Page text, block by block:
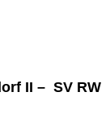
II – SV RW